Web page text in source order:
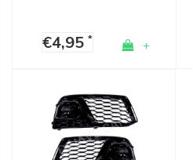
€4,95 * +